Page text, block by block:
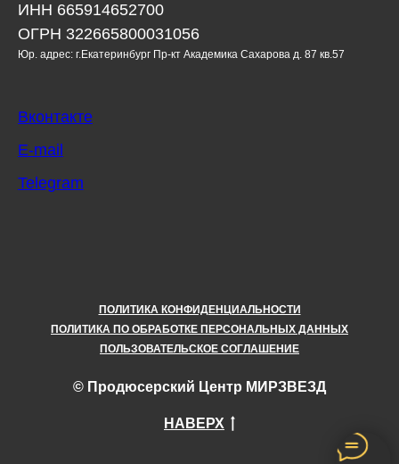
ИНН 665914652700
ОГРН 322665800031056
Юр. адрес: г.Екатеринбург Пр-кт Академика Сахарова д. 87 кв.57
Вконтакте
E-mail
Telegram
ПОЛИТИКА КОНФИДЕНЦИАЛЬНОСТИ
ПОЛИТИКА ПО ОБРАБОТКЕ ПЕРСОНАЛЬНЫХ ДАННЫХ
ПОЛЬЗОВАТЕЛЬСКОЕ СОГЛАШЕНИЕ
© Продюсерский Центр МИРЗВЕЗД
НАВЕРХ